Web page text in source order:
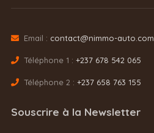
Email : contact@nimmo-auto.com
Téléphone 1 : +237 678 542 065
Téléphone 2 : +237 658 763 155
Souscrire à la Newsletter